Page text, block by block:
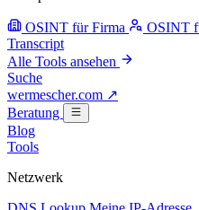
OSINT für Firma OSINT
Transcript
Alle Tools ansehen
Suche
wermescher.com ↗
Beratung
Blog
Tools
Netzwerk